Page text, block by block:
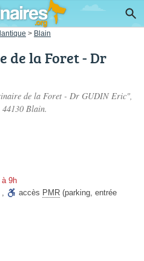
> Blain
de la Foret - Dr
de la Foret - Dr GUDIN Eric",
44130 Blain.
à 9h
, accès PMR (parking, entrée